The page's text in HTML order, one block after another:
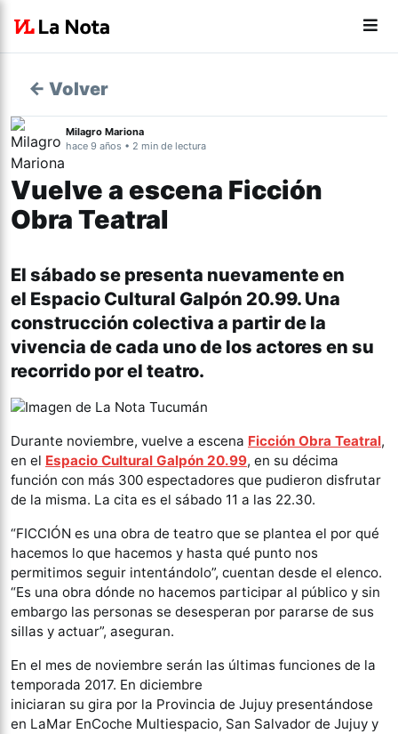
← Volver
Milagro Mariona
hace 9 años • 2 min de lectura
Vuelve a escena Ficción
Obra Teatral
El sábado se presenta nuevamente en
el Espacio Cultural Galpón 20.99. Una
construcción colectiva a partir de la
vivencia de cada uno de los actores en su
recorrido por el teatro.
Durante noviembre, vuelve a escena Ficción Obra Teatral,
en el Espacio Cultural Galpón 20.99, en su décima
función con más 300 espectadores que pudieron disfrutar
de la misma. La cita es el sábado 11 a las 22.30.
“FICCIÓN es una obra de teatro que se plantea el por qué
hacemos lo que hacemos y hasta qué punto nos
permitimos seguir intentándolo”, cuentan desde el elenco.
“Es una obra dónde no hacemos participar al público y sin
embargo las personas se desesperan por pararse de sus
sillas y actuar”, aseguran.
En el mes de noviembre serán las últimas funciones de la
temporada 2017. En diciembre
iniciaran su gira por la Provincia de Jujuy presentándose
en LaMar EnCoche Multiespacio, San Salvador de Jujuy y